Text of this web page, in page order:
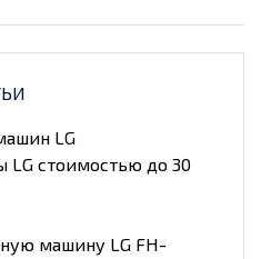
LG
стоимостью до 30
машину LG FH-